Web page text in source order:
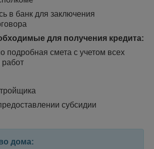
в банк для заключения
для получения кредита:
подробная смета с учетом всех
субсидии
дома: